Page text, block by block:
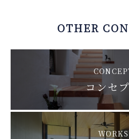
OTHER
コンセ
WORKS